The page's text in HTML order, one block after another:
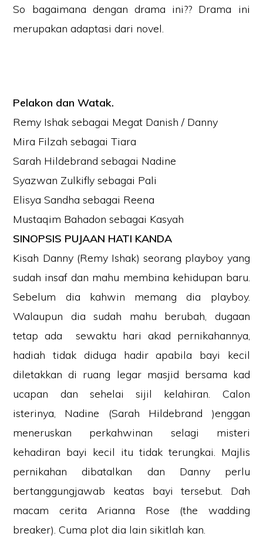
So bagaimana dengan drama ini?? Drama ini
merupakan adaptasi dari novel.
Pelakon dan Watak.
Remy Ishak sebagai Megat Danish / Danny
Mira Filzah sebagai Tiara
Sarah Hildebrand sebagai Nadine
Syazwan Zulkifly sebagai Pali
Elisya Sandha sebagai Reena
Mustaqim Bahadon sebagai Kasyah
SINOPSIS PUJAAN HATI KANDA
Kisah Danny (Remy Ishak) seorang playboy yang
sudah insaf dan mahu membina kehidupan baru.
Sebelum dia kahwin memang dia playboy.
Walaupun dia sudah mahu berubah, dugaan
tetap ada sewaktu hari akad pernikahannya,
hadiah tidak diduga hadir apabila bayi kecil
diletakkan di ruang legar masjid bersama kad
ucapan dan sehelai sijil kelahiran. Calon
isterinya, Nadine (Sarah Hildebrand )enggan
meneruskan perkahwinan selagi misteri
kehadiran bayi kecil itu tidak terungkai. Majlis
pernikahan dibatalkan dan Danny perlu
bertanggungjawab keatas bayi tersebut. Dah
macam cerita Arianna Rose (the wadding
breaker). Cuma plot dia lain sikitlah kan.